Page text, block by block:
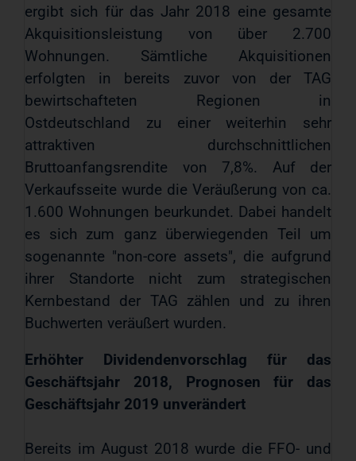
ergibt sich für das Jahr 2018 eine gesamte
Akquisitionsleistung von über 2.700
Wohnungen. Sämtliche Akquisitionen
erfolgten in bereits zuvor von der TAG
bewirtschafteten Regionen in
Ostdeutschland zu einer weiterhin sehr
attraktiven durchschnittlichen
Bruttoanfangsrendite von 7,8%. Auf der
Verkaufsseite wurde die Veräußerung von ca.
1.600 Wohnungen beurkundet. Dabei handelt
es sich zum ganz überwiegenden Teil um
sogenannte "non-core assets", die aufgrund
ihrer Standorte nicht zum strategischen
Kernbestand der TAG zählen und zu ihren
Buchwerten veräußert wurden.
Erhöhter Dividendenvorschlag für das
Geschäftsjahr 2018, Prognosen für das
Geschäftsjahr 2019 unverändert
Bereits im August 2018 wurde die FFO- und